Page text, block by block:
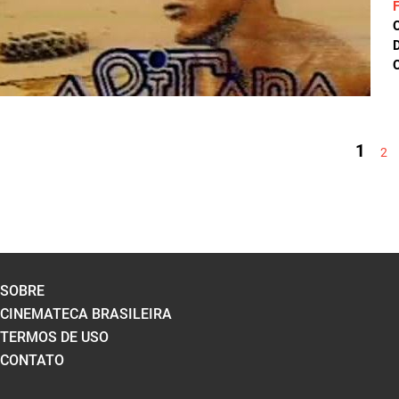
1 2
SOBRE
CINEMATECA BRASILEIRA
TERMOS DE USO
CONTATO